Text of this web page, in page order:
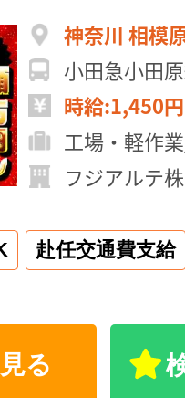
神奈川 相模
時給:1,450
工場・軽作
フジアルテ
赴任交通費支給
る